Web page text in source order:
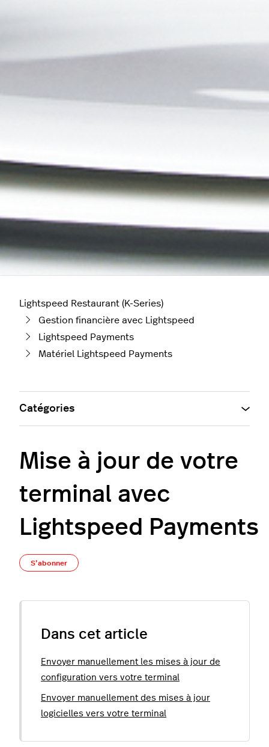
Lightspeed Restaurant (K-Series)
Gestion financière avec Lightspeed
Lightspeed Payments
Matériel Lightspeed Payments
Mise à jour de votre
terminal avec
Lightspeed Payments
S’abonner
Dans cet article
Envoyer manuellement les mises à jour de
configuration vers votre terminal
Envoyer manuellement des mises à jour
logicielles vers votre terminal
Catégories